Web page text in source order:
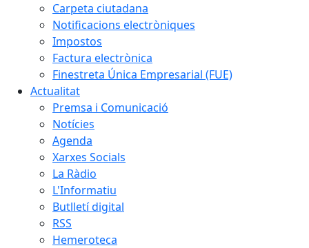
Carpeta ciutadana
Notificacions electròniques
Impostos
Factura electrònica
Finestreta Única Empresarial (FUE)
Actualitat
Premsa i Comunicació
Notícies
Agenda
Xarxes Socials
La Ràdio
L'Informatiu
Butlletí digital
RSS
Hemeroteca